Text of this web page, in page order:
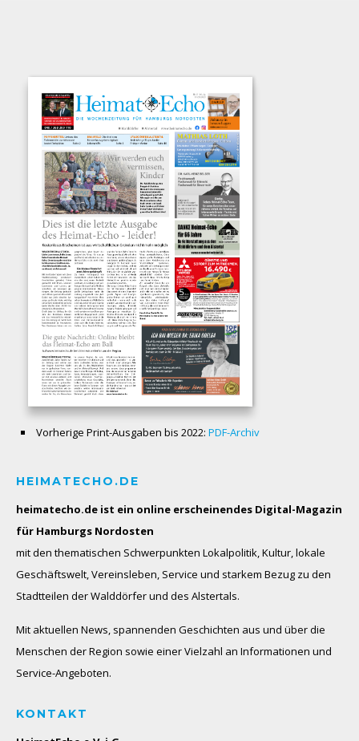
Vorherige Print-Ausgaben bis 2022: PDF-Archiv
HEIMATECHO.DE
heimatecho.de ist ein online erscheinendes Digital-Magazin
für Hamburgs Nordosten
mit den thematischen Schwerpunkten Lokalpolitik, Kultur, lokale
Geschäftswelt, Vereinsleben, Service und starkem Bezug zu den
Stadtteilen der Walddörfer und des Alstertals.
Mit aktuellen News, spannenden Geschichten aus und über die
Menschen der Region sowie einer Vielzahl an Informationen und
Service-Angeboten.
KONTAKT